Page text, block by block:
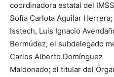
coordinadora estatal del
Sofía Carlota Aguilar
Isstech, Luis Ignacio
Bermúdez; el subdelegado
Carlos Alberto Domínguez
Maldonado; el titular del